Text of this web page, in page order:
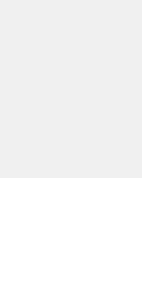
oknie
nowym oknie
w nowym oknie
się w nowym oknie